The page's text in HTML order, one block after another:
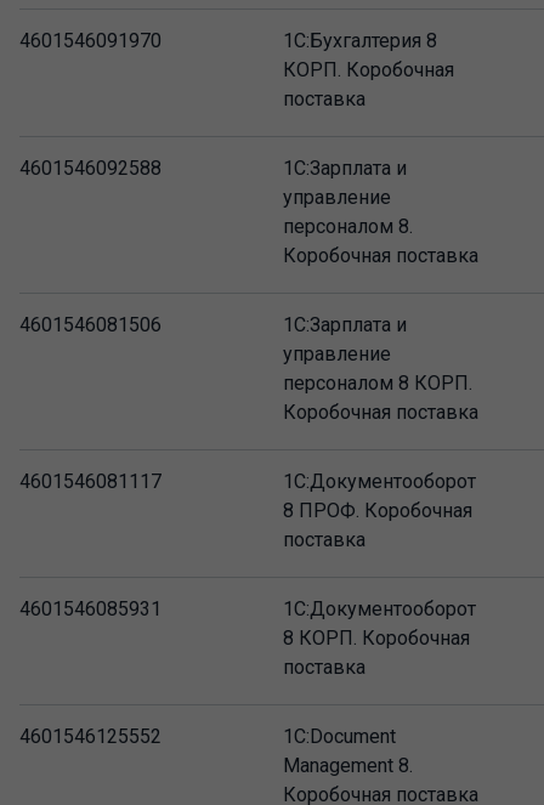
4601546091970
1С:Бухгалтерия 8
КОРП. Коробочная
поставка
4601546092588
1С:Зарплата и
управление
персоналом 8.
Коробочная поставка
4601546081506
1С:Зарплата и
управление
персоналом 8 КОРП.
Коробочная поставка
4601546081117
1С:Документооборот
8 ПРОФ. Коробочная
поставка
4601546085931
1С:Документооборот
8 КОРП. Коробочная
поставка
4601546125552
1C:Document
Management 8.
Коробочная поставка